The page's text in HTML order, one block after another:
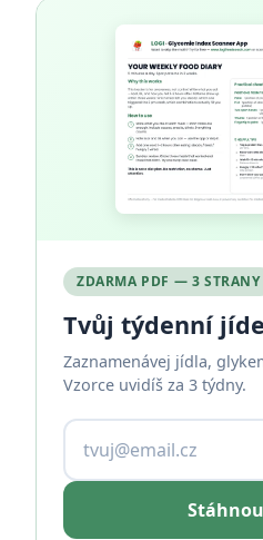
ZDARMA PDF — 3 STRANY
Tvůj týdenní
Zaznamenávej jídla,
Vzorce uvidíš za 3 týdny.